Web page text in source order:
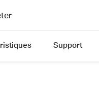
Support